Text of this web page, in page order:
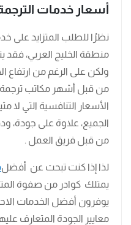
أسعار خدمات
نظرُا للطلب المتزايد على
منطقة الخليج العربي، فقد
ولكن على الرغم من ارتفاع
من قبل أشهر مكاتب
الأسعار التنافسية التي لا
الجميع، علاوة على جودة،
من قبل فريق العمل .
لذا إذا كنت تبحث عن أفضل
يمتلك كوادر من صفوة
يوفرون أفضل الخدمات
معايير الجودة المتعارف